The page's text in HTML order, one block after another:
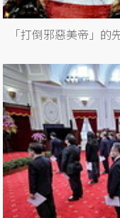
「打倒邪惡美帝」